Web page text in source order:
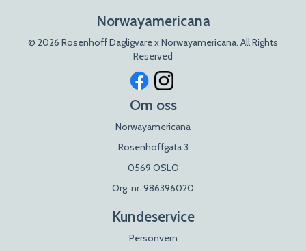
Norwayamericana
© 2026 Rosenhoff Dagligvare x Norwayamericana. All Rights
Reserved
Om oss
Norwayamericana
Rosenhoffgata 3
0569 OSLO
Org. nr. 986396020
Kundeservice
Personvern